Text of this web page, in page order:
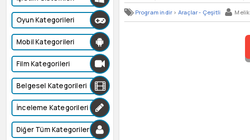
Oyun Kategorileri
Mobil Kategorileri
Film Kategorileri
Belgesel Kategorileri
İnceleme Kategorileri
Diğer Tüm Kategoriler
Program indir > Araçlar - Çeşitli